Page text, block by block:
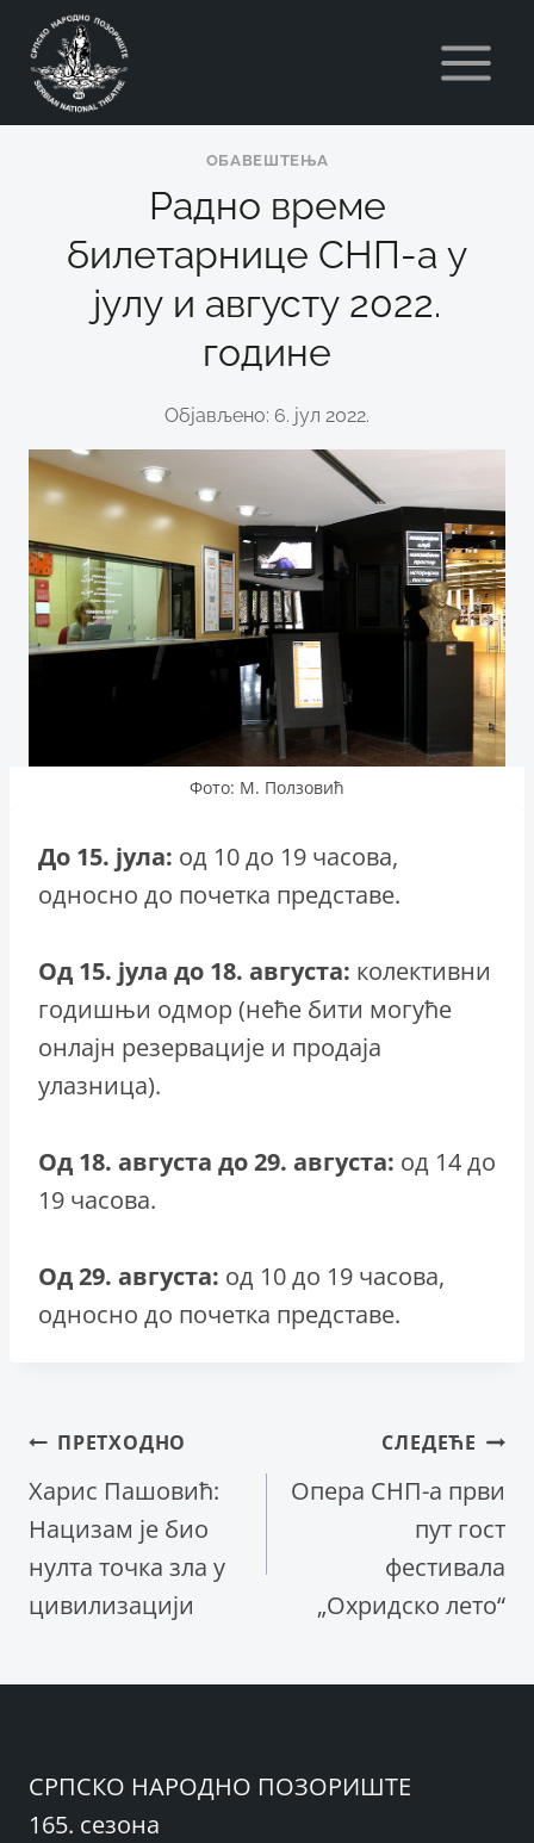
content
ОБАВЕШТЕЊА
Радно време
билетарнице СНП-а у
јулу и августу 2022.
године
Објављено: 6. јул 2022.
Фото: М. Ползовић
До 15. јула: од 10 до 19 часова,
односно до почетка представе.
Од 15. јула до 18. августа: колективни
годишњи одмор (неће бити могуће
онлајн резервације и продаја
улазница).
Од 18. августа до 29. августа: од 14 до
19 часова.
Од 29. августа: од 10 до 19 часова,
односно до почетка представе.
Кретање
чланка
ПРЕТХОДНО
Харис Пашовић:
Нацизам је био
нулта точка зла у
цивилизацији
СЛЕДЕЋЕ
Опера СНП-а први
пут гост
фестивала
„Охридско лето“
СРПСКО НАРОДНО ПОЗОРИШТЕ
165. сезона